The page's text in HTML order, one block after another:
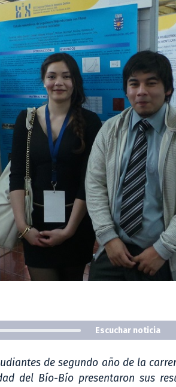
Escuchar noticia
de segundo año de la
del Bío-Bío presentaron sus